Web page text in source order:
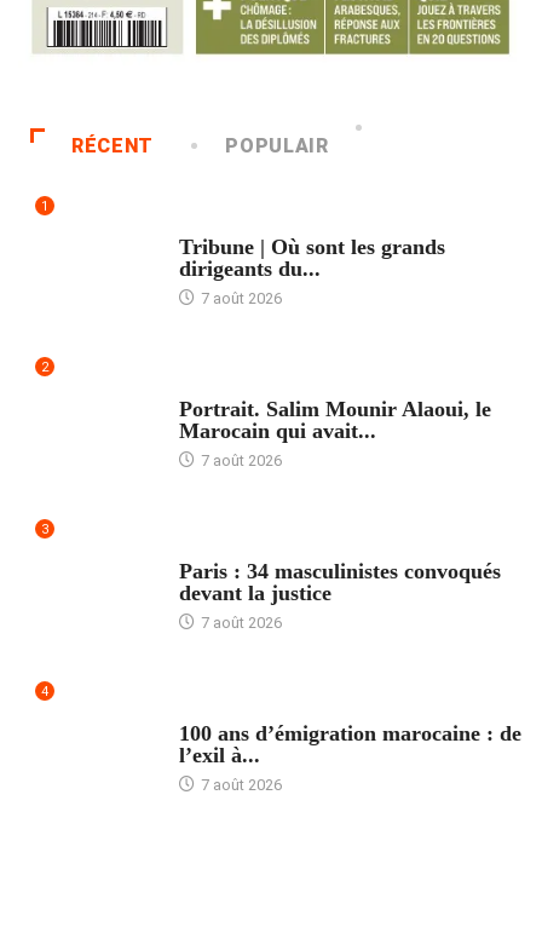
RÉCENT POPULAIR
1
Tribune | Où sont les grands
dirigeants du...
7 août 2026
2
Portrait. Salim Mounir Alaoui, le
Marocain qui avait...
7 août 2026
3
Paris : 34 masculinistes convoqués
devant la justice
7 août 2026
4
100 ans d’émigration marocaine : de
l’exil à...
7 août 2026